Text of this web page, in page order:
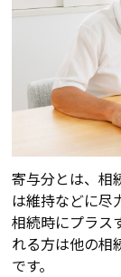
寄与分とは、相
は維持などに尽
相続時にプラス
れる方は他の相
です。